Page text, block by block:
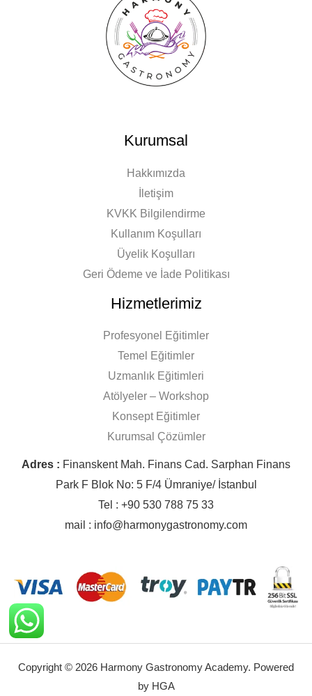
Kurumsal
Hakkımızda
İletişim
KVKK Bilgilendirme
Kullanım Koşulları
Üyelik Koşulları
Geri Ödeme ve İade Politikası
Hizmetlerimiz
Profesyonel Eğitimler
Temel Eğitimler
Uzmanlık Eğitimleri
Atölyeler – Workshop
Konsept Eğitimler
Kurumsal Çözümler
Adres : Finanskent Mah. Finans Cad. Sarphan Finans
Park F Blok No: 5 F/4 Ümraniye/ İstanbul
Tel : +90 530 788 75 33
mail : info@harmonygastronomy.com
Copyright © 2026 Harmony Gastronomy Academy. Powered
by HGA